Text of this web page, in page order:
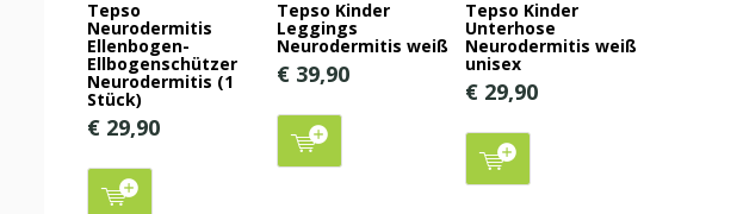
Tepso
Neurodermitis
Ellenbogen-
Ellbogenschützer
Neurodermitis (1
Stück)
€ 29,90
Tepso Kinder
Leggings
Neurodermitis weiß
€ 39,90
Tepso Kinder
Unterhose
Neurodermitis weiß
unisex
€ 29,90